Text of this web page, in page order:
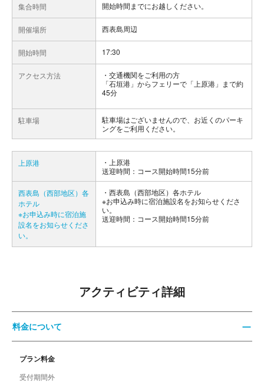
集合時間 開始時間までにお越しください。
開催場所 西表島周辺
開始時間 17:30
アクセス方法
交通機関をご利用の方
「石垣港」からフェリーで「上原港」まで約
45分
駐車場
駐車場はございませんので、お近くのパーキ
ングをご利用ください。
上原港
上原港
送迎時間：コース開始時間15分前
西表島（西部地区）各
ホテル
※お申込み時に宿泊施
設名をお知らせくださ
い。
西表島（西部地区）各ホテル
※お申込み時に宿泊施設名をお知らせくださ
い。
送迎時間：コース開始時間15分前
アクティビティ詳細
料金について
プラン料金
受付期間外